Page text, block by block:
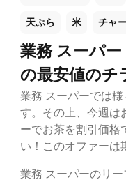
天ぷら 米 チャ
業務 スーパ
の最安値のチ
業務 スーパーでは
す。その上、今週は
ーでお茶を割引価格
い！このオファーは
業務 スーパーのリ